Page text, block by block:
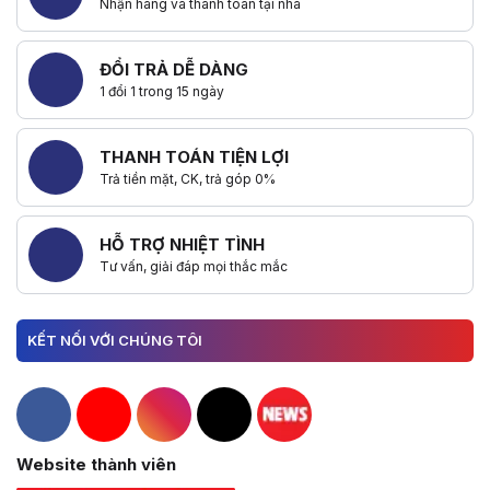
Nhận hàng và thanh toán tại nhà
ĐỔI TRẢ DỄ DÀNG
1 đổi 1 trong 15 ngày
THANH TOÁN TIỆN LỢI
Trả tiền mặt, CK, trả góp 0%
HỖ TRỢ NHIỆT TÌNH
Tư vấn, giải đáp mọi thắc mắc
KẾT NỐI VỚI CHÚNG TÔI
Hacom Facebook
Hacom YouTube
Hacom Instagram
Hacom TikTok
Website thành viên